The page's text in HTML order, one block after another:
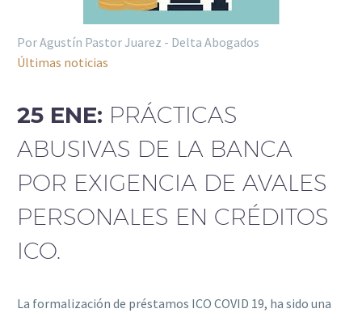
Por Agustín Pastor Juarez - Delta Abogados
Últimas noticias
25 ENE: PRÁCTICAS
ABUSIVAS DE LA BANCA
POR EXIGENCIA DE AVALES
PERSONALES EN CRÉDITOS
ICO.
La formalización de préstamos ICO COVID 19, ha sido una